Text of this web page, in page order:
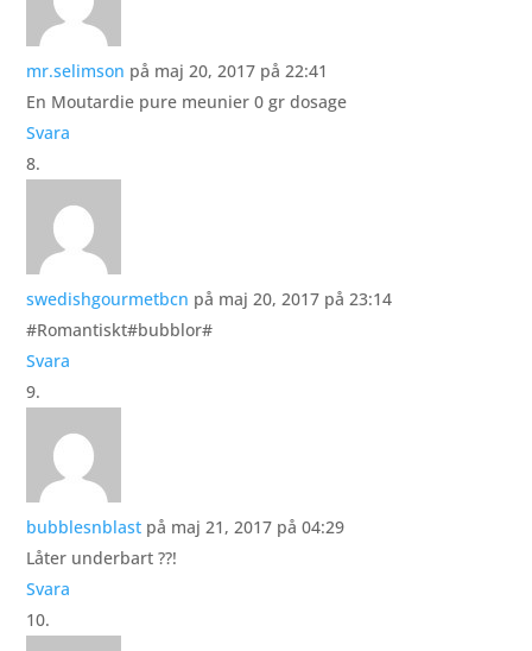
mr.selimson på maj 20, 2017 på 22:41
En Moutardie pure meunier 0 gr dosage
Svara
swedishgourmetbcn på maj 20, 2017 på 23:14
#Romantiskt#bubblor#
Svara
bubblesnblast på maj 21, 2017 på 04:29
Låter underbart ??!
Svara